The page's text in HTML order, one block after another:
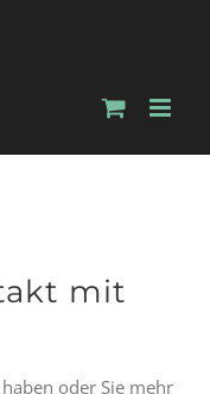
mit
oder Sie mehr